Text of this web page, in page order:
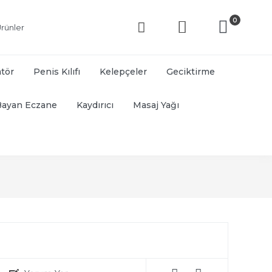
0
Penis Kılıfı Kelepçeler Geciktirme
Eczane Kaydırıcı Masaj Yağı